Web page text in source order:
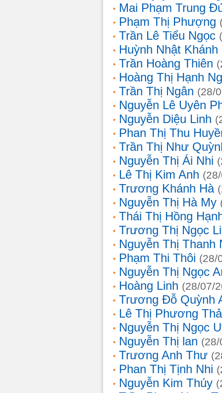
Mai Phạm Trung
Phạm Thị Phượng
Trần Lê Tiểu Ngọc
Huỳnh Nhật Khánh
Trần Hoàng Thiên
Hoàng Thị Hạnh
Trần Thị Ngân (28/
Nguyễn Lê Uyên
Nguyễn Diệu Linh
Phan Thị Thu
Trần Thị Như
Nguyễn Thị Ái Nhi
Lê Thị Kim Anh
Trương Khánh Hà
Nguyễn Thị Hà My
Thái Thị Hồng
Trương Thị Ngọc
Nguyễn Thị Thanh
Phạm Thi Thôi (28/
Nguyễn Thị Ngọc
Hoàng Linh (28/07/
Trương Đỗ Quỳnh
Lê Thị Phương
Nguyễn Thị Ngọc
Nguyễn Thị lan
Trương Anh Thư
Phan Thị Tịnh Nhi
Nguyễn Kim Thúy